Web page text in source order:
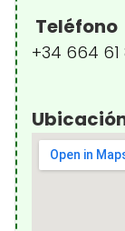
Teléfono
+34 664 61